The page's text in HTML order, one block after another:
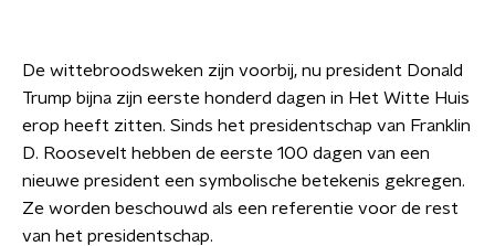
De wittebroodsweken zijn voorbij, nu president Donald
Trump bijna zijn eerste honderd dagen in Het Witte Huis
erop heeft zitten. Sinds het presidentschap van Franklin
D. Roosevelt hebben de eerste 100 dagen van een
nieuwe president een symbolische betekenis gekregen.
Ze worden beschouwd als een referentie voor de rest
van het presidentschap.